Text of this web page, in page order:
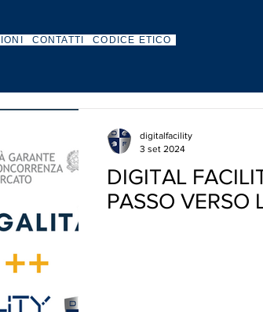
CONTATTI CODICE ETICO
DIGITAL
PASSO VERSO
digitalfacility
3 set 2024